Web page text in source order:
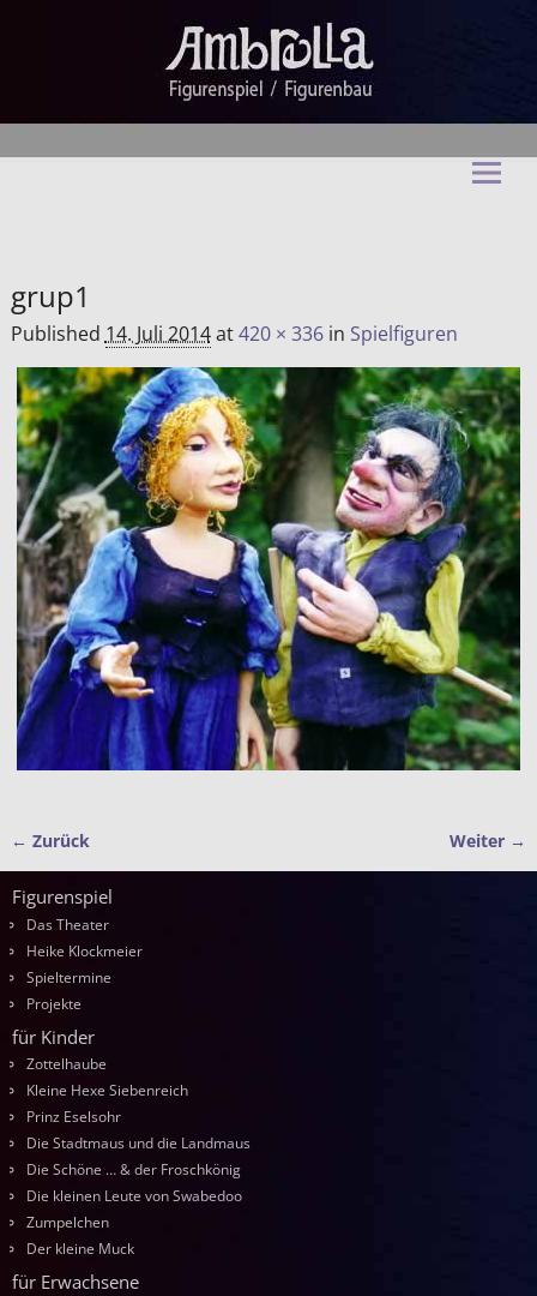
grup1
Published 14. Juli 2014at420 × 336in Spielfiguren
Bilder-Navigation
← Zurück Weiter →
Figurenspiel
Das Theater
Heike Klockmeier
Spieltermine
Projekte
für Kinder
Zottelhaube
Kleine Hexe Siebenreich
Prinz Eselsohr
Die Stadtmaus und die Landmaus
Die Schöne … & der Froschkönig
Die kleinen Leute von Swabedoo
Zumpelchen
Der kleine Muck
für Erwachsene